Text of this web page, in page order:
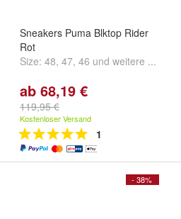
Sneakers Puma Blktop Rider
Rot
Size: 48, 47, 46 und weitere ...
ab 68,19 €
119,95 €
Kostenloser Versand
1
- 38%